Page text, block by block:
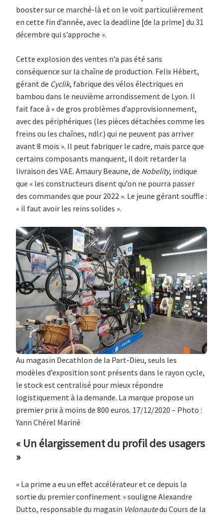
booster sur ce marché-là et on le voit particulièrement
en cette fin d’année, avec la deadline [de la prime] du 31
décembre qui s’approche ».
Cette explosion des ventes n’a pas été sans
conséquence sur la chaîne de production. Felix Hébert,
gérant de Cyclik, fabrique des vélos électriques en
bambou dans le neuvième arrondissement de Lyon. Il
fait face à « de gros problèmes d’approvisionnement,
avec des périphériques (les pièces détachées comme les
freins ou les chaînes, ndlr.) qui ne peuvent pas arriver
avant 8 mois ». Il peut fabriquer le cadre, mais parce que
certains composants manquent, il doit retarder la
livraison des VAE. Amaury Beaune, de Nobelity, indique
que « les constructeurs disent qu’on ne pourra passer
des commandes que pour 2022 ». Le jeune gérant souffle :
« il faut avoir les reins solides ».
Au magasin Decathlon de la Part-Dieu, seuls les
modèles d’exposition sont présents dans le rayon cycle,
le stock est centralisé pour mieux répondre
logistiquement à la demande. La marque propose un
premier prix à moins de 800 euros. 17/12/2020 – Photo :
Yann Chérel Mariné
« Un élargissement du profil des usagers
»
« La prime a eu un effet accélérateur et ce depuis la
sortie du premier confinement » souligne Alexandre
Dutto, responsable du magasin Velonautedu Cours de la